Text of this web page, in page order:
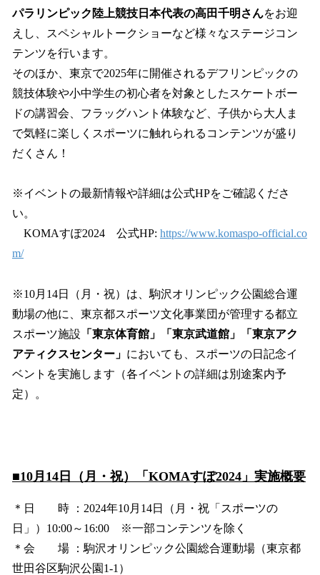
パラリンピック陸上競技日本代表の高田千明さんをお迎
えし、スペシャルトークショーなど様々なステージコン
テンツを行います。
そのほか、東京で2025年に開催されるデフリンピックの
競技体験や小中学生の初心者を対象としたスケートボー
ドの講習会、フラッグハント体験など、子供から大人ま
で気軽に楽しくスポーツに触れられるコンテンツが盛り
だくさん！
※イベントの最新情報や詳細は公式HPをご確認くださ
い。
KOMAすぽ2024 公式HP: https://www.komaspo-official.co
m/
※10月14日（月・祝）は、駒沢オリンピック公園総合運
動場の他に、東京都スポーツ文化事業団が管理する都立
スポーツ施設 「東京体育館」「東京武道館」「東京アク
アティクスセンター」 においても、スポーツの日記念イ
ベントを実施します（各イベントの詳細は別途案内予
定）。
■10月14日（月・祝）「KOMAすぽ2024」実施概要
＊日 時 ：2024年10月14日（月・祝「スポーツの
日」）10:00～16:00 ※一部コンテンツを除く
＊会 場 ：駒沢オリンピック公園総合運動場（東京都
世田谷区駒沢公園1-1）